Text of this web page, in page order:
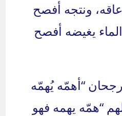
ونتجه أفصح
يغيضه أفصح
“أهمّه يُهمّه
“همّه يهمه فهو